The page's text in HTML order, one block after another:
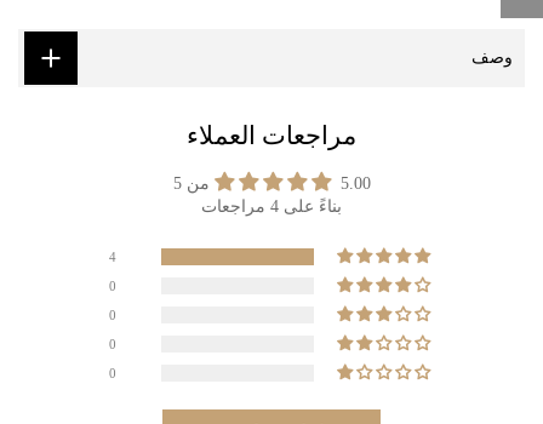
وصف
مراجعات العملاء
5.00 من 5
بناءً على 4 مراجعات
4
0
0
0
0